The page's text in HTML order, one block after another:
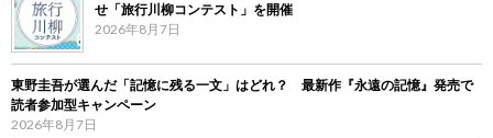
せ「旅行川柳コンテスト」を開催
2026年8月7日
東野圭吾が選んだ「記憶に残る一文」はどれ？ 最新作『永遠の記憶』発売で
読者参加型キャンペーン
2026年8月7日